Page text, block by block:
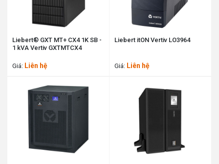
Liebert® GXT MT+ CX4 1K SB -
1 kVA Vertiv GXTMTCX4
Giá: Liên hệ
Liebert itON Vertiv LO3964
Giá: Liên hệ